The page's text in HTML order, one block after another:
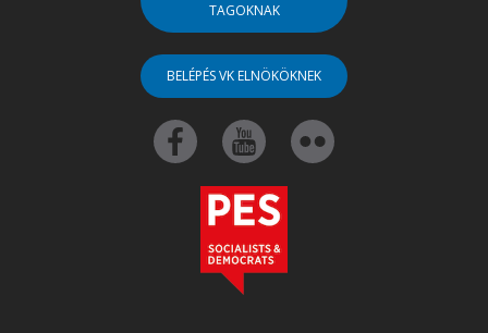
TAGOKNAK
BELÉPÉS VK ELNÖKÖKNEK